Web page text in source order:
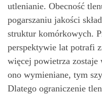
utlenianie. Obecność
pogarszaniu jakości
struktur komórkowych.
perspektywie lat potrafi
więcej powietrza
ono wymieniane, tym
Dlatego ograniczenie